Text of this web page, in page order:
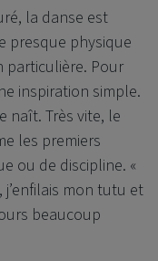
la danse est
presque physique
particulière. Pour
inspiration simple.
naît. Très vite, le
les premiers
ou de discipline. «
j’enfilais mon tutu et
beaucoup